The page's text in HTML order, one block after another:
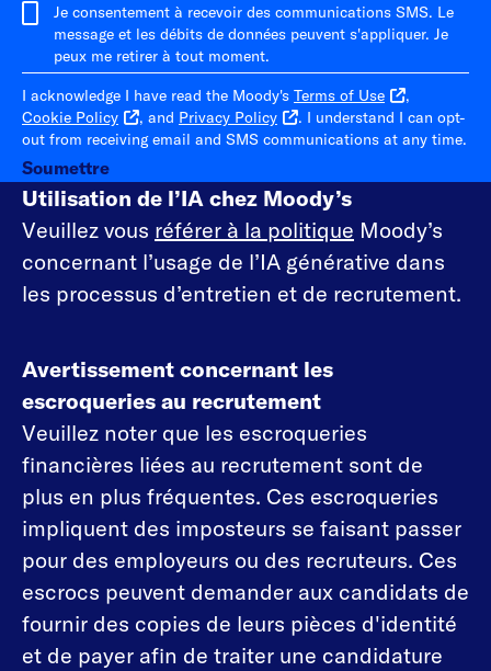
Je consentement à recevoir des communications SMS. Le
message et les débits de données peuvent s'appliquer. Je
peux me retirer à tout moment.
I acknowledge I have read the Moody's Terms of Use
,
Cookie Policy
, and Privacy Policy
. I understand I can opt-
out from receiving email and SMS communications at any time.
Soumettre
Utilisation de l’IA chez Moody’s
Veuillez vous référer à la politique Moody’s
concernant l’usage de l’IA générative dans
les processus d’entretien et de recrutement.
Avertissement concernant les
escroqueries au recrutement
Veuillez noter que les escroqueries
financières liées au recrutement sont de
plus en plus fréquentes. Ces escroqueries
impliquent des imposteurs se faisant passer
pour des employeurs ou des recruteurs. Ces
escrocs peuvent demander aux candidats de
fournir des copies de leurs pièces d'identité
et de payer afin de traiter une candidature